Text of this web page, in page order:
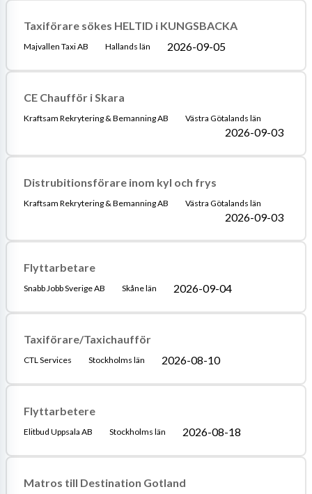
Taxiförare sökes HELTID i KUNGSBACKA
Majvallen Taxi AB Hallands län 2026-09-05
CE Chaufför i Skara
Kraftsam Rekrytering & Bemanning AB Västra Götalands län
2026-09-03
Distrubitionsförare inom kyl och frys
Kraftsam Rekrytering & Bemanning AB Västra Götalands län
2026-09-03
Flyttarbetare
Snabb Jobb Sverige AB Skåne län 2026-09-04
Taxiförare/Taxichaufför
CTL Services Stockholms län 2026-08-10
Flyttarbetere
Elitbud Uppsala AB Stockholms län 2026-08-18
Matros till Destination Gotland